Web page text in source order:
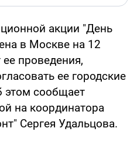
акции "День
в Москве на 12
проведения,
ее городские
этом сообщает
на координатора
Сергея Удальцова.